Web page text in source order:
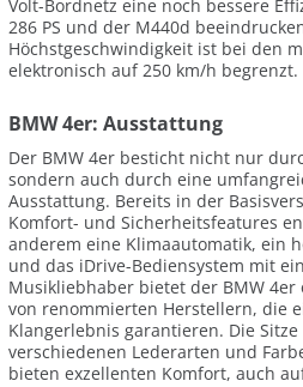
Volt-Bordnetz eine noch bessere
286 PS und der M440d
Höchstgeschwindigkeit ist bei den
elektronisch auf 250 km/h begrenzt.
BMW 4er: Ausstattung
Der BMW 4er besticht nicht nur
sondern auch durch eine
Ausstattung. Bereits in der
Komfort- und Sicherheitsfeatures
anderem eine Klimaautomatik, ein
und das iDrive-Bediensystem mit
Musikliebhaber bietet der BMW 4er
von renommierten Herstellern, die
Klangerlebnis garantieren. Die
verschiedenen Lederarten und
bieten exzellenten Komfort, auch